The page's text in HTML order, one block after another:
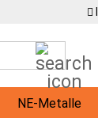
NE-Metalle